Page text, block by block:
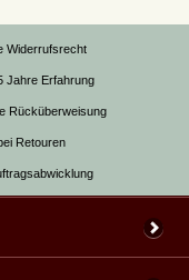
Widerrufsrecht
Jahre Erfahrung
Rücküberweisung
Retouren